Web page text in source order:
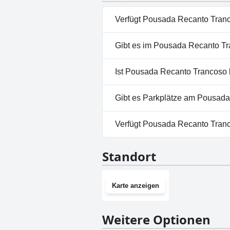
Verfügt Pousada Recanto
Ja, Pousada Recanto
Gibt es im Pousada Recanto
Nein, ein Spa ist im Pousada
Ist Pousada Recanto
Nein, Pousada Recanto
Gibt es Parkplätze am
Ja, Parkmöglichkeiten sind
Verfügt Pousada Recanto
Standort
Karte anzeigen
Weitere Optionen